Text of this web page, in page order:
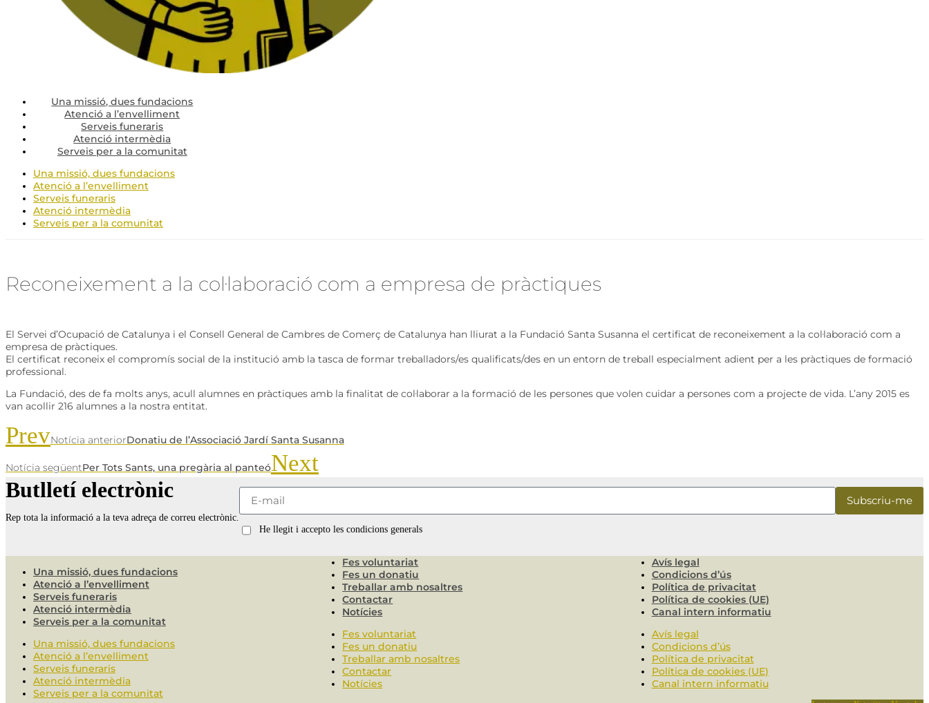
Una missió, dues fundacions
Atenció a l’envelliment
Serveis funeraris
Atenció intermèdia
Serveis per a la comunitat
Una missió, dues fundacions
Atenció a l’envelliment
Serveis funeraris
Atenció intermèdia
Serveis per a la comunitat
Reconeixement a la col·laboració com a empresa de pràctiques
El Servei d’Ocupació de Catalunya i el Consell General de Cambres de Comerç de Catalunya han lliurat a la Fundació Santa Susanna el certificat de reconeixement a la col·laboració com a
empresa de pràctiques.
El certificat reconeix el compromís social de la institució amb la tasca de formar treballadors/es qualificats/des en un entorn de treball especialment adient per a les pràctiques de formació
professional.
La Fundació, des de fa molts anys, acull alumnes en pràctiques amb la finalitat de col·laborar a la formació de les persones que volen cuidar a persones com a projecte de vida. L’any 2015 es
van acollir 216 alumnes a la nostra entitat.
PrevNotícia anteriorDonatiu de l’Associació Jardí Santa Susanna
Notícia següentPer Tots Sants, una pregària al panteóNext
Butlletí electrònic
Rep tota la informació a la teva adreça de correu electrònic.
He llegit i accepto les condicions generals
Una missió, dues fundacions
Atenció a l’envelliment
Serveis funeraris
Atenció intermèdia
Serveis per a la comunitat
Fes voluntariat
Fes un donatiu
Treballar amb nosaltres
Contactar
Notícies
Avís legal
Condicions d’ús
Política de privacitat
Política de cookies (UE)
Canal intern informatiu
Una missió, dues fundacions
Atenció a l’envelliment
Serveis funeraris
Atenció intermèdia
Serveis per a la comunitat
Fes voluntariat
Fes un donatiu
Treballar amb nosaltres
Contactar
Notícies
Avís legal
Condicions d’ús
Política de privacitat
Política de cookies (UE)
Canal intern informatiu